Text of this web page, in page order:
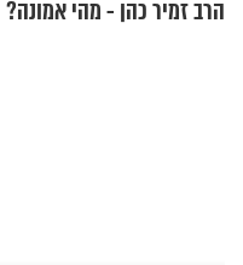
הרב זמיר כהן - מהי אמונה?